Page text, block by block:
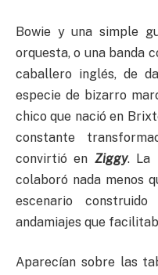
Bowie y una simple
orquesta, o una banda
caballero inglés, de
especie de bizarro
chico que nació en
constante
convirtió en Ziggy. La
colaboró nada menos
escenario
andamiajes que
Aparecían sobre las